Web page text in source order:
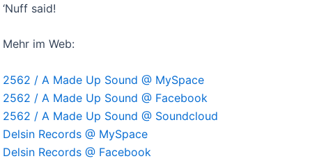
‘Nuff said!
Mehr im Web:
2562 / A Made Up Sound @ MySpace
2562 / A Made Up Sound @ Facebook
2562 / A Made Up Sound @ Soundcloud
Delsin Records @ MySpace
Delsin Records @ Facebook